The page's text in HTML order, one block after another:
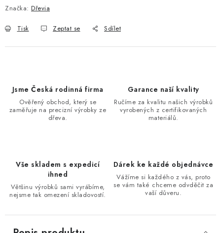
Značka: Dřevia
Tisk Zeptat se Sdílet
Jsme Česká rodinná firma
Ověřený obchod, který se
zaměřuje na precizní výrobky ze
dřeva.
Garance naší kvality
Ručíme za kvalitu našich výrobků
vyrobených z certifikovaných
materiálů.
Vše skladem s expedicí
ihned
Většinu výrobků sami vyrábíme,
nejsme tak omezení skladovostí.
Dárek ke každé objednávce
Vážíme si každého z vás, proto
se vám také chceme odvděčit za
vaší důveru.